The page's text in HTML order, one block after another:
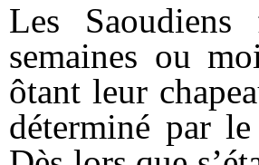
Les
semaines ou
ôtant leur
déterminé par